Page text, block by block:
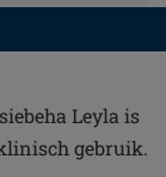
Leyla is
gebruik.